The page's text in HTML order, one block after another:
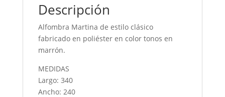
Descripción
Alfombra Martina de estilo clásico
fabricado en poliéster en color tonos en
marrón.
MEDIDAS
Largo: 340
Ancho: 240